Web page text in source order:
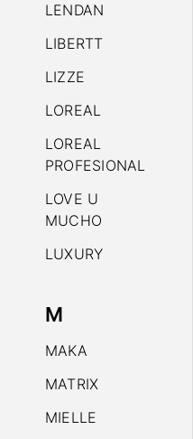
LENDAN
LIBERTT
LIZZE
LOREAL
LOREAL
PROFESIONAL
LOVE U
MUCHO
LUXURY
M
MAKA
MATRIX
MIELLE